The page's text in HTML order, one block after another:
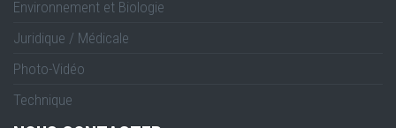
Environnement et Biologie
Juridique / Médicale
Photo-Vidéo
Technique